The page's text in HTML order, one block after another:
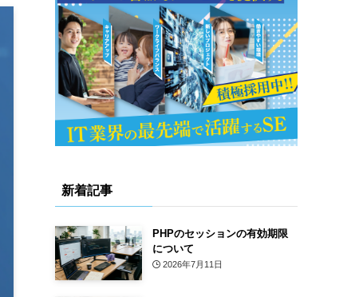
新着記事
PHPのセッションの有効期限
について
2026年7月11日